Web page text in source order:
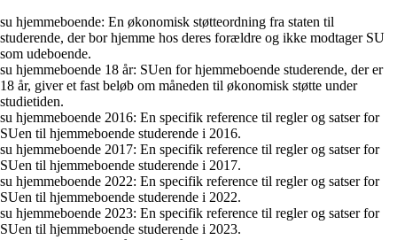
su hjemmeboende: En økonomisk støtteordning fra staten til
studerende, der bor hjemme hos deres forældre og ikke modtager SU
som udeboende.
su hjemmeboende 18 år: SUen for hjemmeboende studerende, der er
18 år, giver et fast beløb om måneden til økonomisk støtte under
studietiden.
su hjemmeboende 2016: En specifik reference til regler og satser for
SUen til hjemmeboende studerende i 2016.
su hjemmeboende 2017: En specifik reference til regler og satser for
SUen til hjemmeboende studerende i 2017.
su hjemmeboende 2022: En specifik reference til regler og satser for
SUen til hjemmeboende studerende i 2022.
su hjemmeboende 2023: En specifik reference til regler og satser for
SUen til hjemmeboende studerende i 2023.